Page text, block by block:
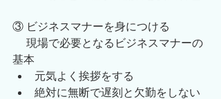
③ ビジネスマナーを身につける
現場で必要となるビジネスマナーの
基本
元気よく挨拶をする
絶対に無断で遅刻と欠勤をしない